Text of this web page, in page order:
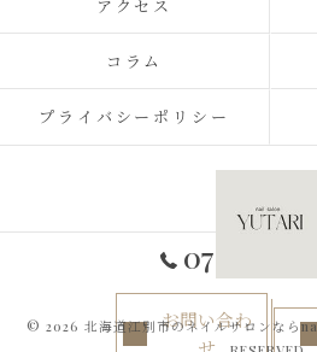
070-
お問い合わ
せ
アクセス
コラム
プライバシーポリシー
© 2026 北海道江別市のネイルサロンなら